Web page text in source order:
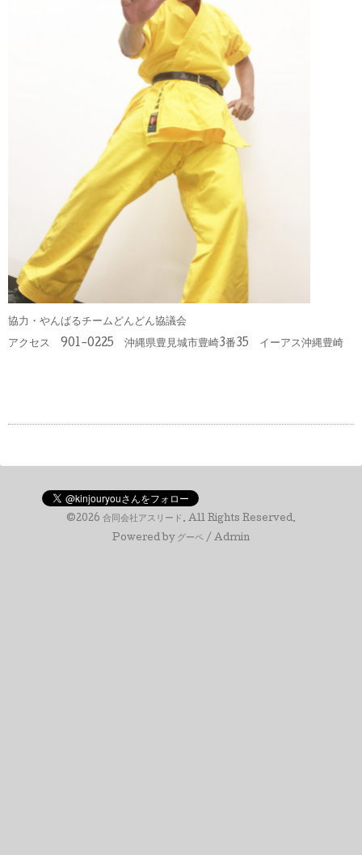
協力・やんばるチームどんどん協議会
アクセス 901-0225 沖縄県豊見城市豊崎3番35 イーアス沖縄豊崎
©2026 合同会社アスリード . All Rights Reserved.
Powered by グーペ / Admin